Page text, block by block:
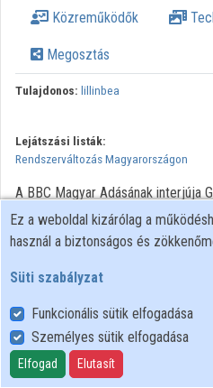
Közreműködők
Megosztás
Tulajdonos: lillinbea
Lejátszási listák:
Rendszerváltozás Magyarországon
A BBC Magyar Adásának interjúja
intézményrendszer lebontásáról,
majdani, új levéltári törvényről és
felhasználása engedélyhez kötött.
szándék esetén kérjük, forduljon az
Történeti Interjúk Tárához!
Ez a weboldal kizárólag a
használ a biztonságos és
Süti szabályzat
Funkcionális sütik elfogadása
Személyes sütik elfogadása
Elfogad Elutasít